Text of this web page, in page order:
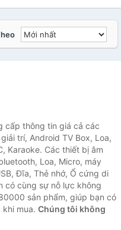
cấp thông tin giá cả các
trí, Android TV Box, Loa,
Karaoke. Các thiết bị âm
Loa, Micro, máy
Đĩa, Thẻ nhớ, Ổ cứng di
có cùng sự nỗ lực không
sản phẩm, giúp bạn có
mua. Chúng tôi không